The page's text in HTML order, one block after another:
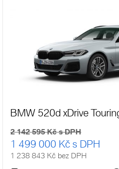
BMW 520d xDrive
2 142 595 Kč s DPH
1 499 000 Kč s DPH
1 238 843 Kč bez DPH